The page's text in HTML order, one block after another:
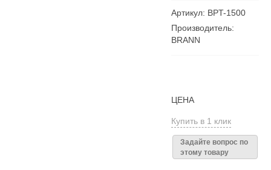
Артикул: BPT-1500
Производитель:
BRANN
ЦЕНА
Купить в 1 клик
Задайте вопрос по
этому товару